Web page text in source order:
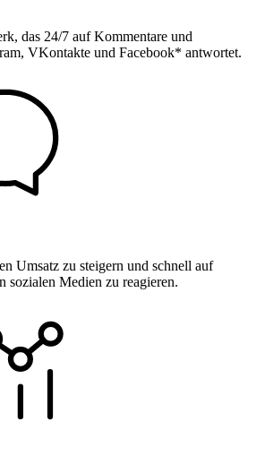
das 24/7 auf Kommentare und
VKontakte und Facebook* antwortet.
Umsatz zu steigern und schnell auf
sozialen Medien zu reagieren.